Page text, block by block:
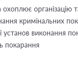
охоплює організацію
кримінальних
і установ виконання
покарання